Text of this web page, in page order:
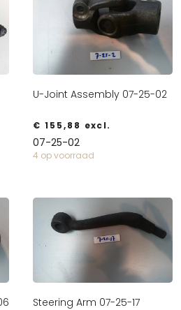
U-Joint Assembly 07-25-02
€ 155,88 excl.
07-25-02
4 op voorraad
Steering Arm 07-25-17